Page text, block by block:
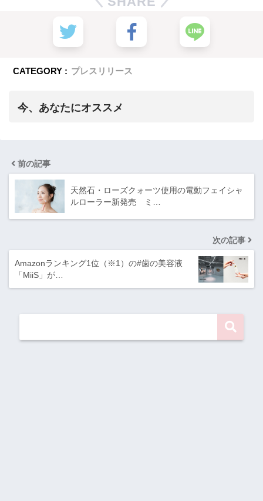
CATEGORY : プレスリリース
今、あなたにオススメ
前の記事
天然石・ローズクォーツ使用の電動フェイシャ
ルローラー新発売 ミ…
次の記事
Amazonランキング1位（※1）の#歯の美容液
「MiiS」が…